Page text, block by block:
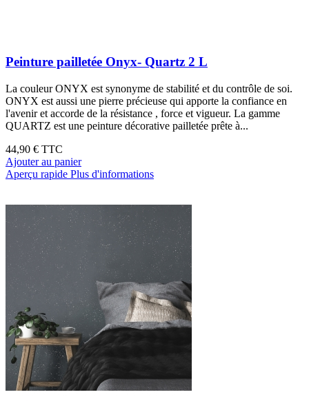
Peinture pailletée Onyx- Quartz 2 L
La couleur ONYX est synonyme de stabilité et du contrôle de soi.
ONYX est aussi une pierre précieuse qui apporte la confiance en
l'avenir et accorde de la résistance , force et vigueur. La gamme
QUARTZ est une peinture décorative pailletée prête à...
44,90 € TTC
Ajouter au panier
Aperçu rapide Plus d'informations